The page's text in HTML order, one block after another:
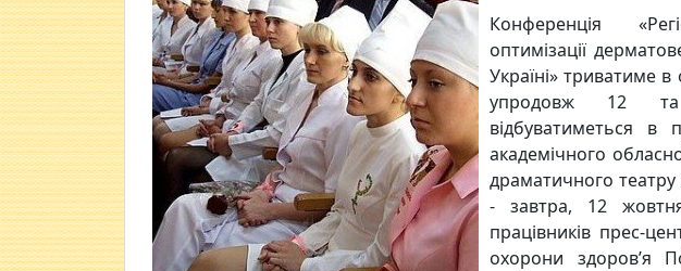
Конференція
оптимізації
Україні» триватиме
упродовж 12
відбуватиметься в
академічного
драматичного
- завтра, 12
працівників прес-
охорони здоров’я